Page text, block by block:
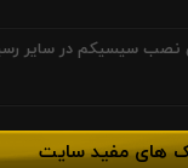
نصب سیسیکم در سایر
های مفید سایت